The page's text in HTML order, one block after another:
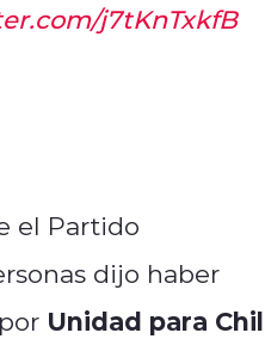
j7tKnTxkfB
el Partido
dijo haber
Unidad para